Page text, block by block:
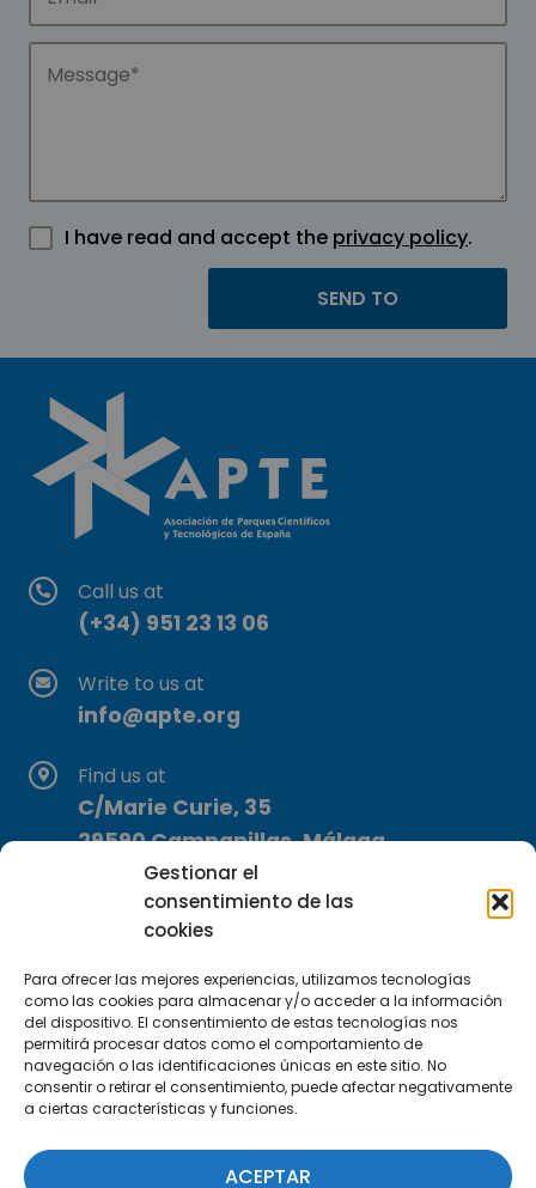
Gestionar el
consentimiento de las
cookies
Para ofrecer las mejores experiencias, utilizamos tecnologías
como las cookies para almacenar y/o acceder a la información
del dispositivo. El consentimiento de estas tecnologías nos
permitirá procesar datos como el comportamiento de
navegación o las identificaciones únicas en este sitio. No
consentir o retirar el consentimiento, puede afectar negativamente
a ciertas características y funciones.
ACEPTAR
I have read and accept the privacy policy.
Call us at
(+34) 951 23 13 06
Write to us at
info@apte.org
Find us at
C/Marie Curie, 35
29590 Campanillas, Málaga
Subscribe to our Newsletter
SUBSCRIBE HERE